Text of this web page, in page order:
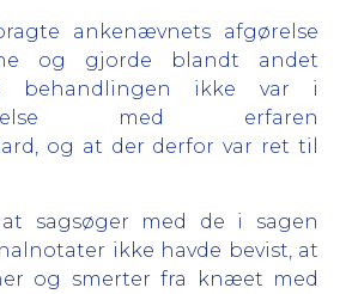
ankenævnets afgørelse
og gjorde blandt andet
behandlingen ikke var i
med erfaren
og at der derfor var ret til
sagsøger med de i sagen
ikke havde bevist, at
og smerter fra knæet med